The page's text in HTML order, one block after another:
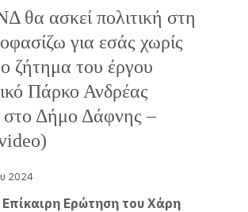
θα ασκεί πολιτική στη
για εσάς χωρίς
ζήτημα του έργου
Πάρκο Ανδρέας
στο Δήμο Δάφνης –
2024
Ερώτηση του Χάρη